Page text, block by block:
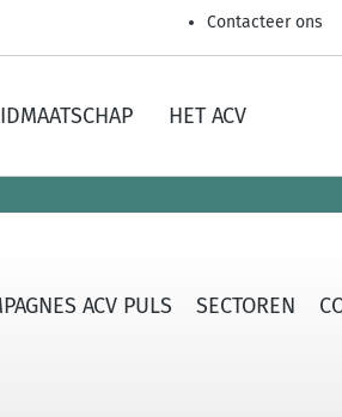
Contacteer ons
HET ACV
ACV PULS SECTOREN